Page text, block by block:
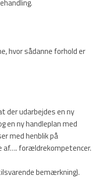
hvor sådanne forhold er
der udarbejdes en ny
en ny handleplan med
med henblik på
af…. forældrekompetencer.
bemærkning).